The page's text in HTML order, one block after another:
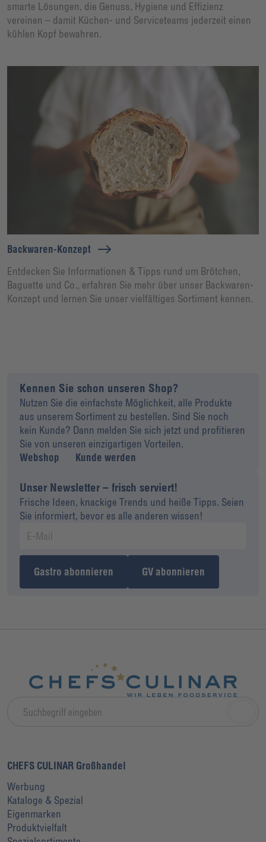
smarte Lösungen, die Genuss, Hygiene und Effizienz
vereinen – damit Küchen- und Serviceteams jederzeit einen
kühlen Kopf bewahren.
Backwaren-Konzept
Entdecken Sie Informationen & Tipps rund um Brötchen,
Baguette und Co., erfahren Sie mehr über unser Backwaren-
Konzept und lernen Sie unser vielfältiges Sortiment kennen.
Kennen Sie schon unseren Shop?
Nutzen Sie die einfachste Möglichkeit, alle Produkte
aus unserem Sortiment zu bestellen. Sind Sie noch
kein Kunde? Dann melden Sie sich jetzt und profitieren
Sie von unseren einzigartigen Vorteilen.
Webshop
Kunde werden
Unser Newsletter – frisch serviert!
Frische Ideen, knackige Trends und heiße Tipps. Seien
Sie informiert, bevor es alle anderen wissen!
Gastro abonnieren GV abonnieren
CHEFS CULINAR Großhandel
Werbung
Kataloge & Spezial
Eigenmarken
Produktvielfalt